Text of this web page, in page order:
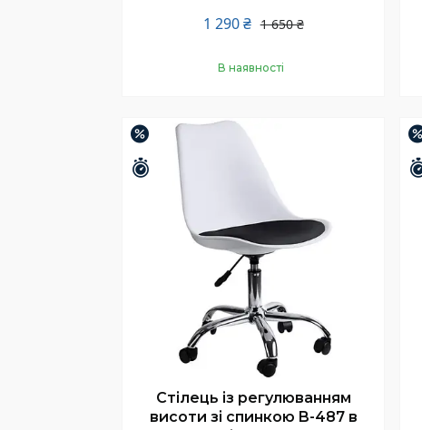
1 650 ₴
1 290 ₴
В наявності
–28%
Залишилось 25 днів
Стілець із регулюванням
висоти зі спинкою B-487 в